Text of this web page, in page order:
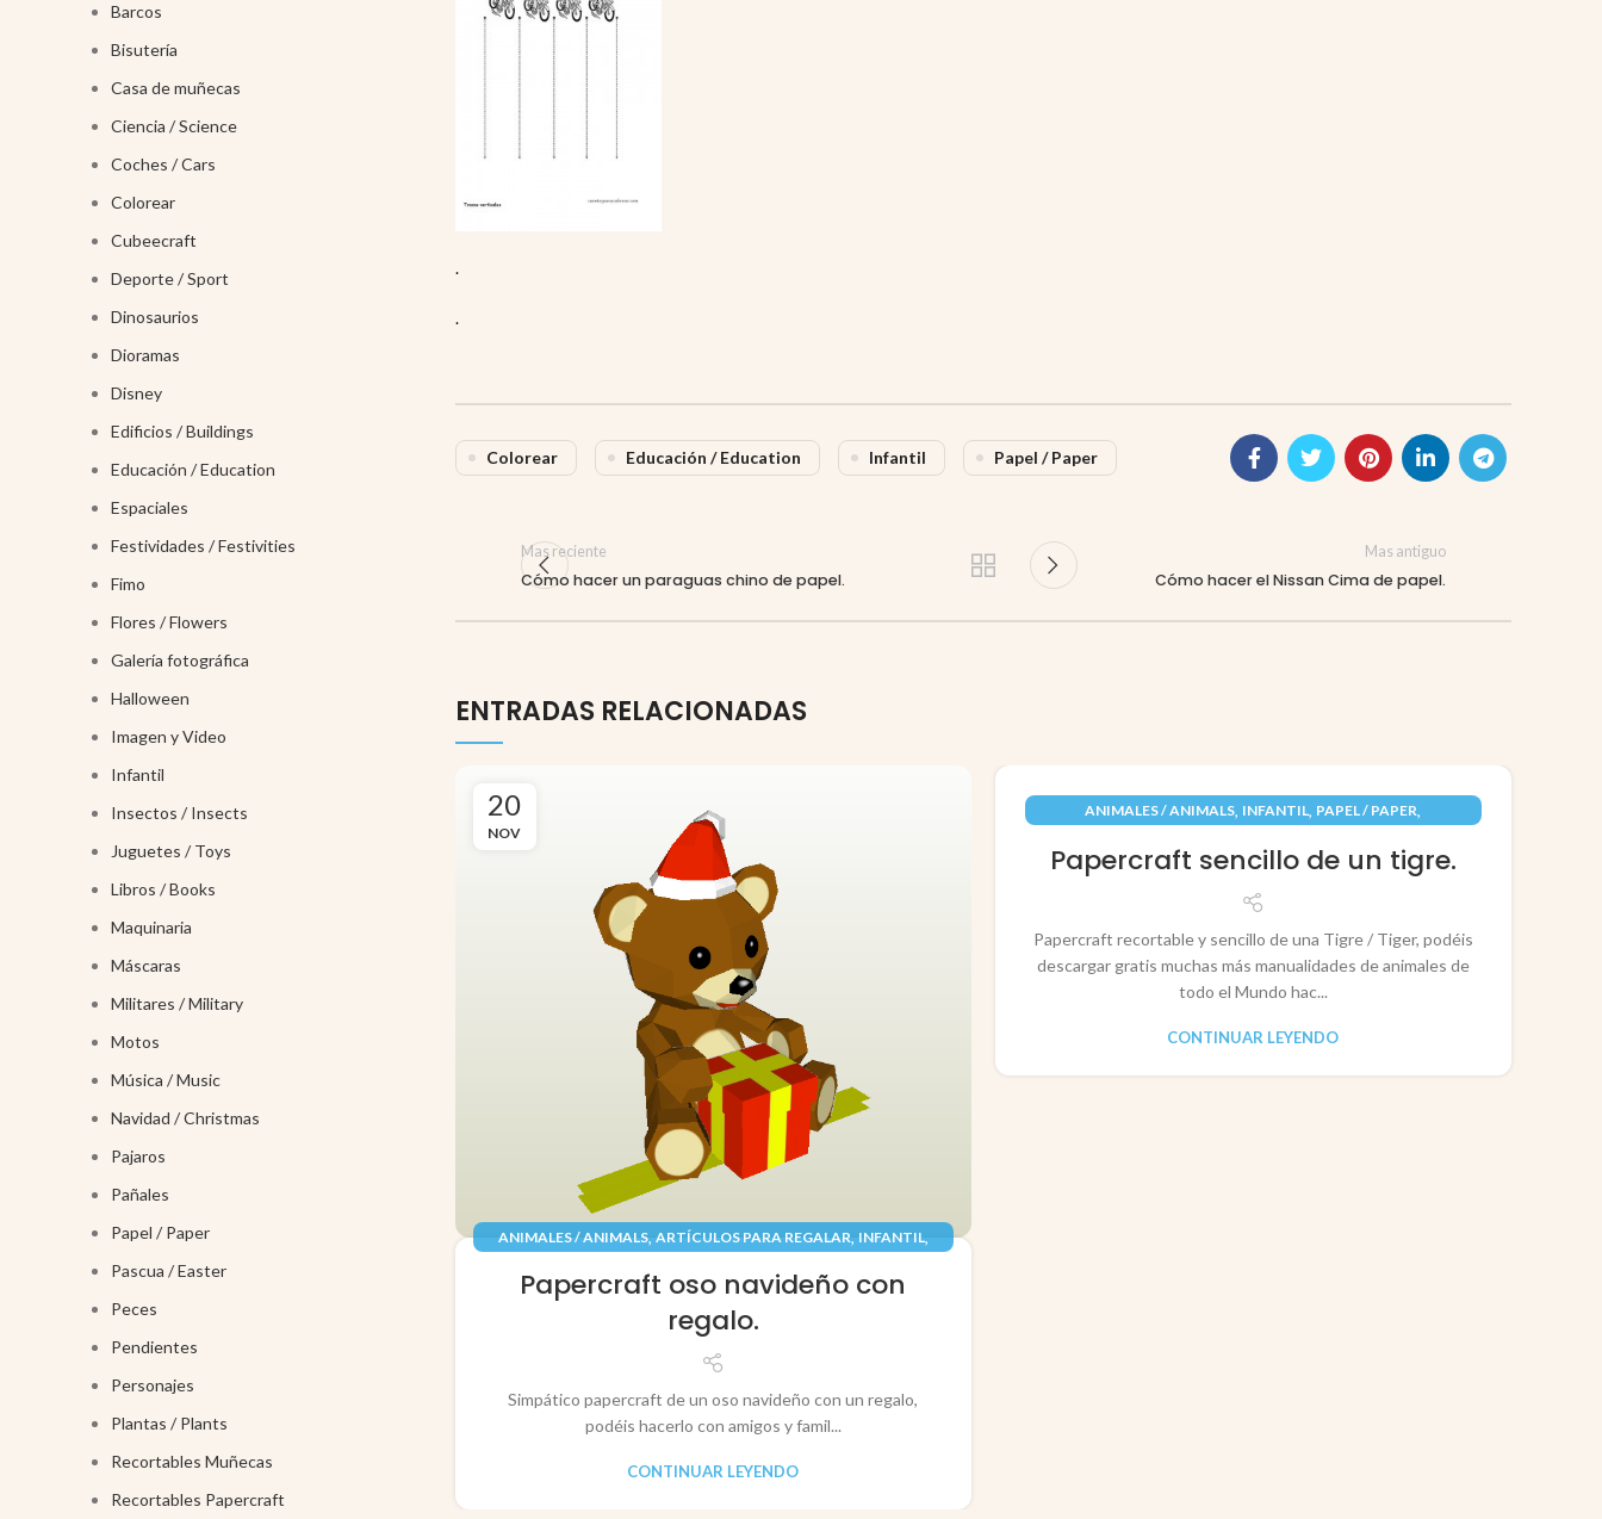
.
.
Colorear Educación / Education Infantil Papel / Paper
Mas reciente
Cómo hacer un paraguas chino de papel.
Mas antiguo
Cómo hacer el Nissan Cima de papel.
ENTRADAS RELACIONADAS
20
NOV
ANIMALES / ANIMALS, ARTÍCULOS PARA REGALAR, INFANTIL,
Papercraft oso navideño con
regalo.
Simpático papercraft de un oso navideño con un regalo,
podéis hacerlo con amigos y famil...
CONTINUAR LEYENDO
ANIMALES / ANIMALS, INFANTIL, PAPEL / PAPER,
Papercraft sencillo de un tigre.
Papercraft recortable y sencillo de una Tigre / Tiger, podéis
descargar gratis muchas más manualidades de animales de
todo el Mundo hac...
CONTINUAR LEYENDO
Barcos
Bisutería
Casa de muñecas
Ciencia / Science
Coches / Cars
Colorear
Cubeecraft
Deporte / Sport
Dinosaurios
Dioramas
Disney
Edificios / Buildings
Educación / Education
Espaciales
Festividades / Festivities
Fimo
Flores / Flowers
Galería fotográfica
Halloween
Imagen y Video
Infantil
Insectos / Insects
Juguetes / Toys
Libros / Books
Maquinaria
Máscaras
Militares / Military
Motos
Música / Music
Navidad / Christmas
Pajaros
Pañales
Papel / Paper
Pascua / Easter
Peces
Pendientes
Personajes
Plantas / Plants
Recortables Muñecas
Recortables Papercraft